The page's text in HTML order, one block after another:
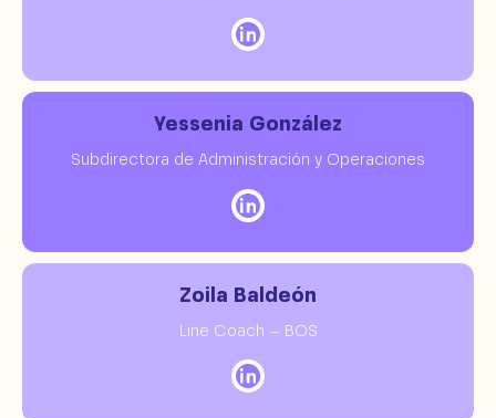
Yessenia González
Subdirectora de Administración y Operaciones
Zoila Baldeón
Line Coach – BOS